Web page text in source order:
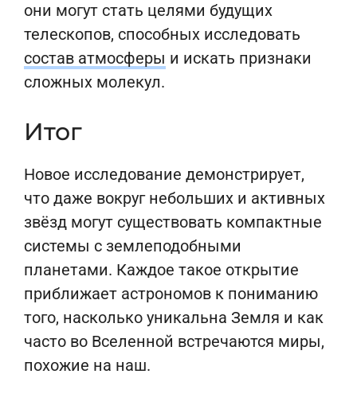
они могут стать целями будущих
телескопов, способных исследовать
состав атмосферы и искать признаки
сложных молекул.
Итог
Новое исследование демонстрирует,
что даже вокруг небольших и активных
звёзд могут существовать компактные
системы с землеподобными
планетами. Каждое такое открытие
приближает астрономов к пониманию
того, насколько уникальна Земля и как
часто во Вселенной встречаются миры,
похожие на наш.